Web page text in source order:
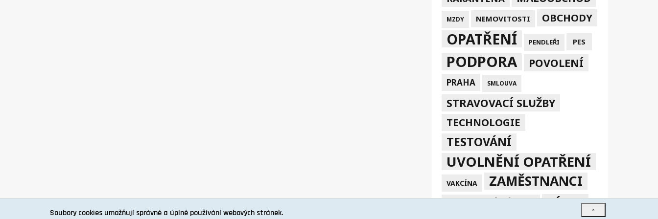
MZDY NEMOVITOSTI OBCHODY
OPATŘENÍ PENDLEŘI PES
PODPORA POVOLENÍ
PRAHA SMLOUVA
STRAVOVACÍ SLUŽBY
TECHNOLOGIE
TESTOVÁNÍ
UVOLNĚNÍ OPATŘENÍ
VAKCÍNA ZAMĚSTNANCI
ZÁKAZ
×
Soubory cookies umožňují správné a úplné používání webových stránek.